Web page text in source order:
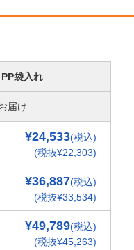
袋入れ
届け
¥24,533(税込)
(税抜¥22,303)
¥36,887(税込)
(税抜¥33,534)
¥49,789(税込)
(税抜¥45,263)